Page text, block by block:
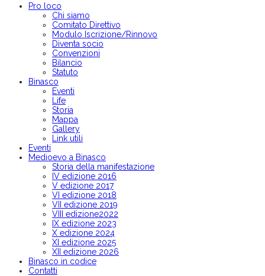
Pro loco
Chi siamo
Comitato Direttivo
Modulo Iscrizione/Rinnovo
Diventa socio
Convenzioni
Bilancio
Statuto
Binasco
Eventi
Life
Storia
Mappa
Gallery
Link utili
Eventi
Medioevo a Binasco
Storia della manifestazione
IV edizione 2016
V edizione 2017
VI edizione 2018
VII edizione 2019
VIII edizione2022
IX edizione 2023
X edizione 2024
XI edizione 2025
XII edizione 2026
Binasco in codice
Contatti